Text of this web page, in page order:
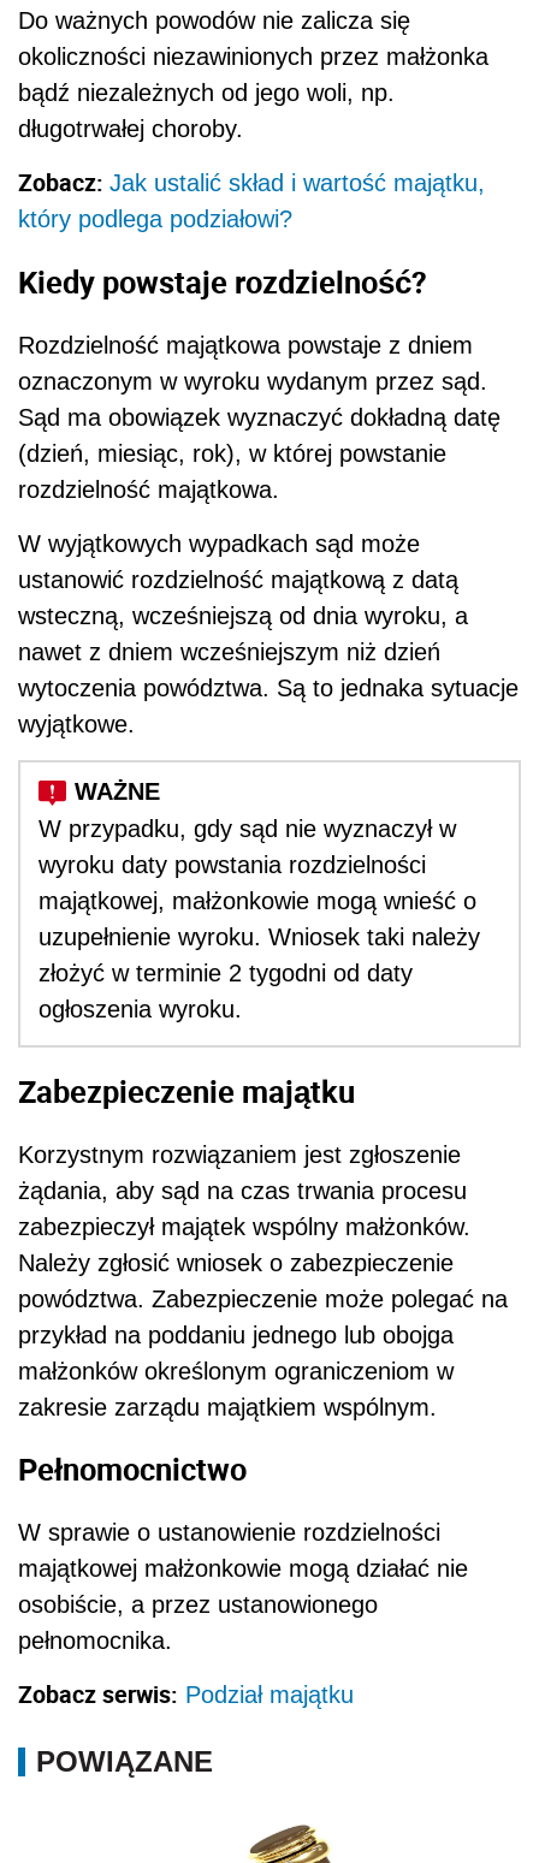
Do ważnych powodów nie zalicza się
okoliczności niezawinionych przez małżonka
bądź niezależnych od jego woli, np.
długotrwałej choroby.
Zobacz: Jak ustalić skład i wartość majątku,
który podlega podziałowi?
Kiedy powstaje rozdzielność?
Rozdzielność majątkowa powstaje z dniem
oznaczonym w wyroku wydanym przez sąd.
Sąd ma obowiązek wyznaczyć dokładną datę
(dzień, miesiąc, rok), w której powstanie
rozdzielność majątkowa.
W wyjątkowych wypadkach sąd może
ustanowić rozdzielność majątkową z datą
wsteczną, wcześniejszą od dnia wyroku, a
nawet z dniem wcześniejszym niż dzień
wytoczenia powództwa. Są to jednaka sytuacje
wyjątkowe.
W przypadku, gdy sąd nie wyznaczył w
wyroku daty powstania rozdzielności
majątkowej, małżonkowie mogą wnieść o
uzupełnienie wyroku. Wniosek taki należy
złożyć w terminie 2 tygodni od daty
ogłoszenia wyroku.
Zabezpieczenie majątku
Korzystnym rozwiązaniem jest zgłoszenie
żądania, aby sąd na czas trwania procesu
zabezpieczył majątek wspólny małżonków.
Należy zgłosić wniosek o zabezpieczenie
powództwa. Zabezpieczenie może polegać na
przykład na poddaniu jednego lub obojga
małżonków określonym ograniczeniom w
zakresie zarządu majątkiem wspólnym.
Pełnomocnictwo
W sprawie o ustanowienie rozdzielności
majątkowej małżonkowie mogą działać nie
osobiście, a przez ustanowionego
pełnomocnika.
Zobacz serwis: Podział majątku
POWIĄZANE